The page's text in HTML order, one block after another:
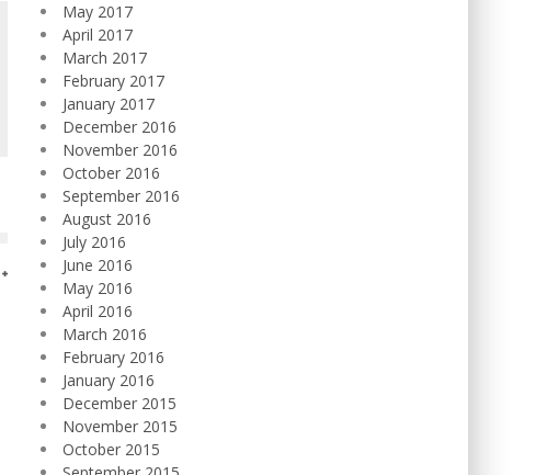
May 2017
April 2017
March 2017
February 2017
January 2017
December 2016
November 2016
October 2016
September 2016
August 2016
July 2016
June 2016
May 2016
April 2016
March 2016
February 2016
January 2016
December 2015
November 2015
October 2015